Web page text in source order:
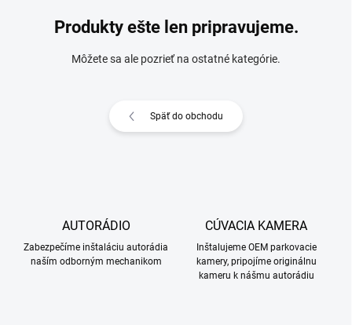
Produkty ešte len pripravujeme.
Môžete sa ale pozrieť na ostatné kategórie.
Späť do obchodu
AUTORÁDIO
Zabezpečíme inštaláciu autorádia
naším odborným mechanikom
CÚVACIA KAMERA
Inštalujeme OEM parkovacie
kamery, pripojíme originálnu
kameru k nášmu autorádiu